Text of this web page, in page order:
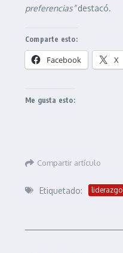
preferencias”destacó.
Comparte esto:
Facebook X
Me gusta esto:
Compartir artículo
Etiquetado: liderazgo